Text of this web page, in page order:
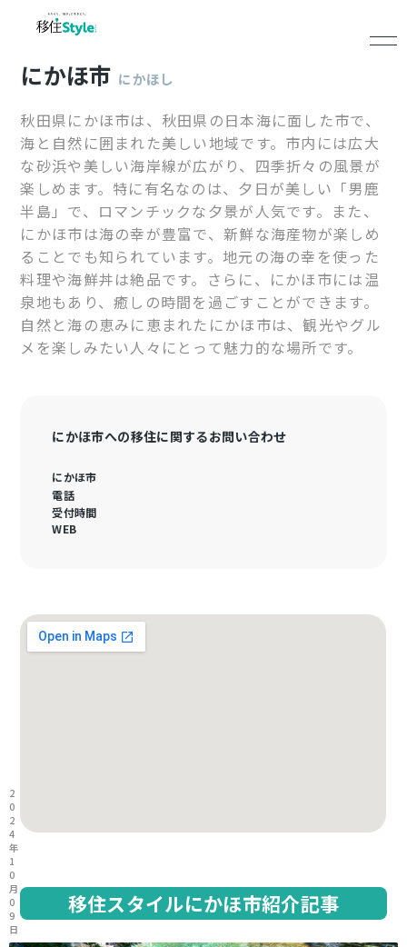
にかほ市 にかほし
秋田県にかほ市は、秋田県の日本海に面した市で、
海と自然に囲まれた美しい地域です。市内には広大
な砂浜や美しい海岸線が広がり、四季折々の風景が
楽しめます。特に有名なのは、夕日が美しい「男鹿
半島」で、ロマンチックな夕景が人気です。また、
にかほ市は海の幸が豊富で、新鮮な海産物が楽しめ
ることでも知られています。地元の海の幸を使った
料理や海鮮丼は絶品です。さらに、にかほ市には温
泉地もあり、癒しの時間を過ごすことができます。
自然と海の恵みに恵まれたにかほ市は、観光やグル
メを楽しみたい人々にとって魅力的な場所です。
にかほ市への移住に関するお問い合わせ
にかほ市
電話
受付時間
WEB
移住スタイルにかほ市紹介記事
2
0
2
4
年
1
0
月
0
9
日